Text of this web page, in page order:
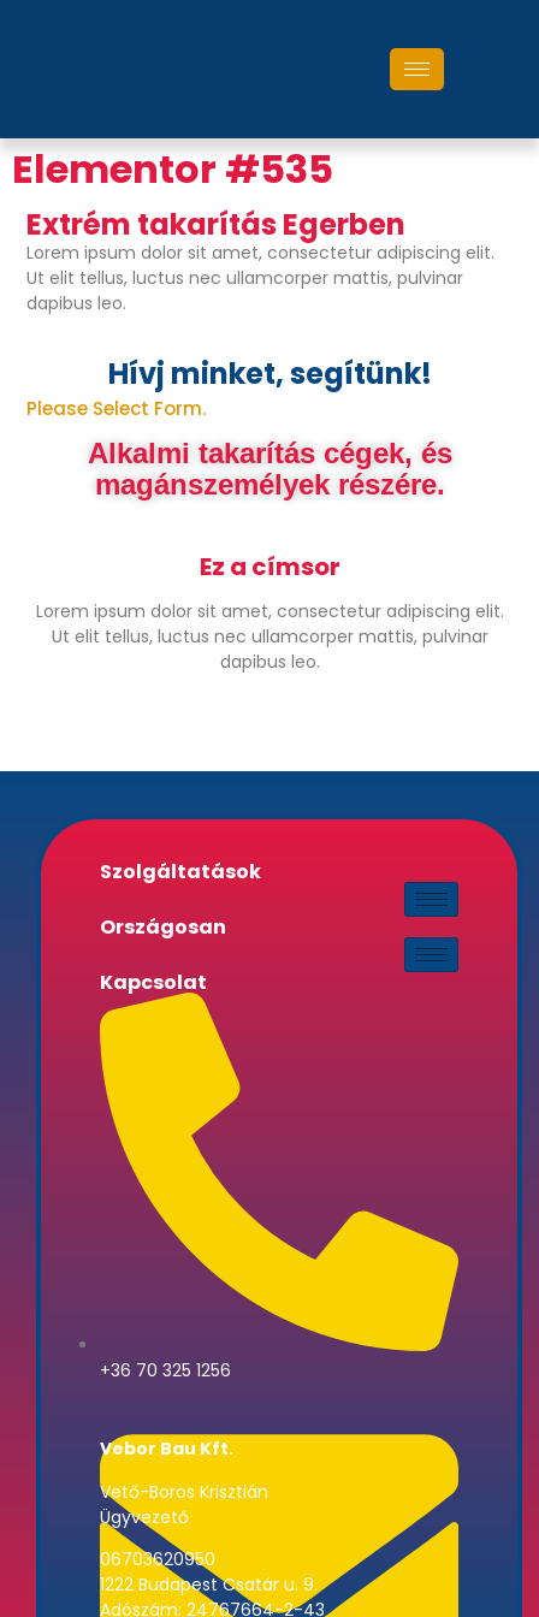
Elementor #535
Extrém takarítás Egerben
Lorem ipsum dolor sit amet, consectetur adipiscing elit.
Ut elit tellus, luctus nec ullamcorper mattis, pulvinar
dapibus leo.
Hívj minket, segítünk!
Please Select Form.
Alkalmi takarítás cégek, és
magánszemélyek részére.
Ez a címsor
Lorem ipsum dolor sit amet, consectetur adipiscing elit.
Ut elit tellus, luctus nec ullamcorper mattis, pulvinar
dapibus leo.
Szolgáltatások
Országosan
Kapcsolat
+36 70 325 1256
Vebor Bau Kft.
Vető-Boros Krisztián
Ügyvezető
06703620950
1222 Budapest Csatár u. 9.
Adószám: 24767664-2-43